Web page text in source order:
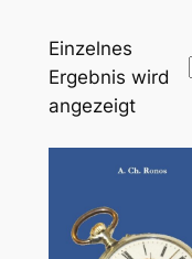
Einzelnes
Ergebnis wird
angezeigt